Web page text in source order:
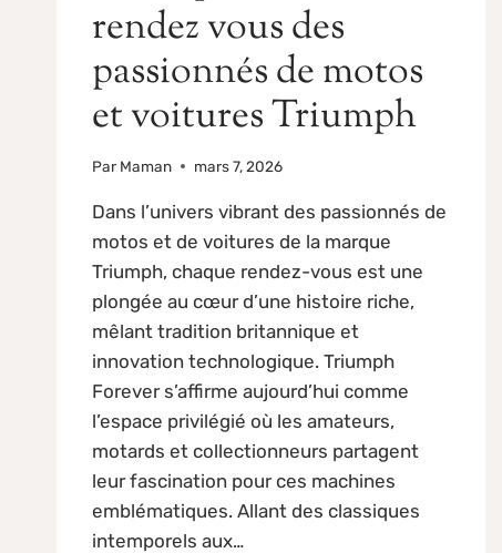
rendez vous des
passionnés de motos
et voitures Triumph
Par Maman mars 7, 2026
Dans l’univers vibrant des passionnés de
motos et de voitures de la marque
Triumph, chaque rendez-vous est une
plongée au cœur d’une histoire riche,
mêlant tradition britannique et
innovation technologique. Triumph
Forever s’affirme aujourd’hui comme
l’espace privilégié où les amateurs,
motards et collectionneurs partagent
leur fascination pour ces machines
emblématiques. Allant des classiques
intemporels aux…